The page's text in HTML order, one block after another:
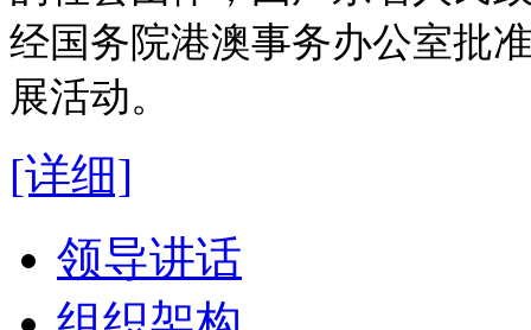
经国务院港澳事务办公室批
展活动。
[详细]
领导讲话